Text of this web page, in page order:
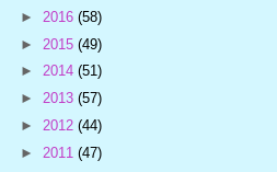
► 2016 (58)
► 2015 (49)
► 2014 (51)
► 2013 (57)
► 2012 (44)
► 2011 (47)